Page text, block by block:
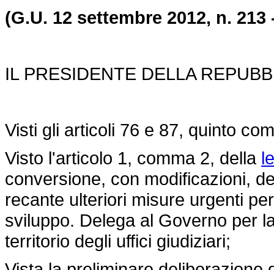
(G.U. 12 settembre 2012, n. 213
IL PRESIDENTE DELLA
Visti gli articoli 76 e 87, quinto
Visto l'articolo 1, comma 2, della
conversione, con modificazioni,
recante ulteriori misure urgenti
sviluppo. Delega al Governo per
territorio degli uffici giudiziari;